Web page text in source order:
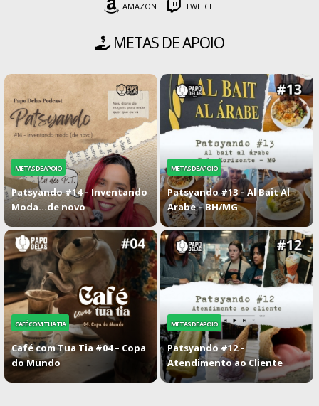
AMAZON
TWITCH
METAS DE APOIO
METAS DE APOIO
Patsyando #14 – Inventando
Moda…de novo
METAS DE APOIO
Patsyando #13 – Al Bait Al
Arabe – BH/MG
CAFÉ COM TUA TIA
Café com Tua Tia #04 – Copa
do Mundo
METAS DE APOIO
Patsyando #12 –
Atendimento ao Cliente